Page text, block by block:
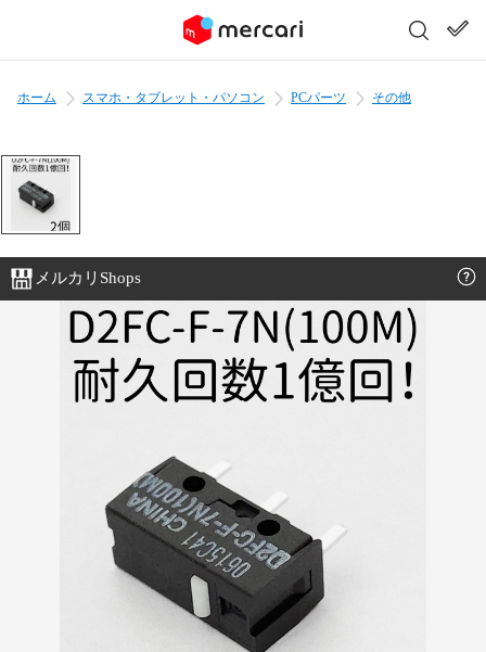
ホーム スマホ・タブレット・パソコン PCパーツ その他
メルカリShops